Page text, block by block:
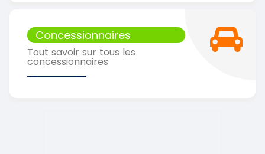
Concessionnaires
Tout savoir sur tous les
concessionnaires